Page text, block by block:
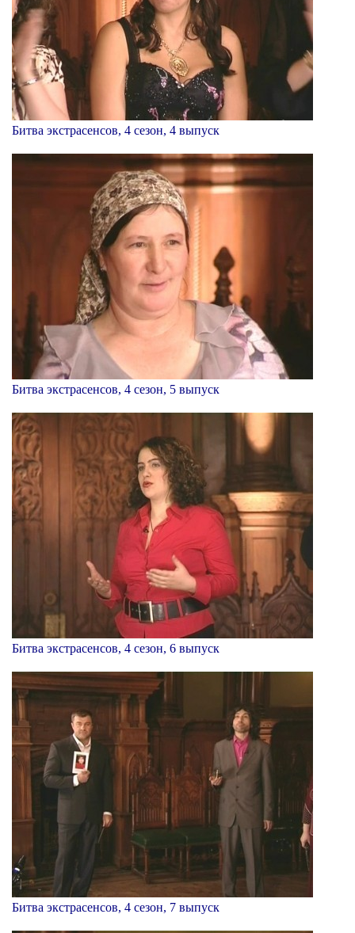
Битва экстрасенсов, 4 сезон, 4 выпуск
Битва экстрасенсов, 4 сезон, 5 выпуск
Битва экстрасенсов, 4 сезон, 6 выпуск
Битва экстрасенсов, 4 сезон, 7 выпуск